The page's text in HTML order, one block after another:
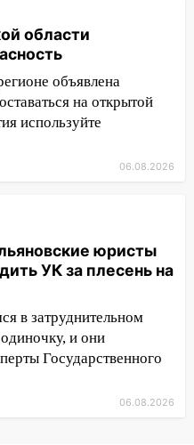
Ульяновской
до 1 июля
и обращение
Евро 4
автомобиль
в Ульяновске
АЗС
области
районе утонул
коршун
улице
области
объявлена
на открытой
используйте
06.08.2026
юристы
УК за плесень на
в затруднительном
и они
Государственного
06.08.2026